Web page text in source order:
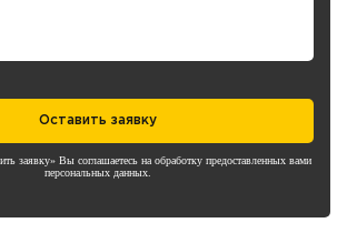
заявку» Вы соглашаетесь на обработку предоставленных вами
персональных данных.
Оставить заявку